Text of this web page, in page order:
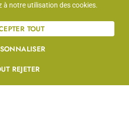
à notre utilisation des cookies.
REJETER
TOUT
artikelen